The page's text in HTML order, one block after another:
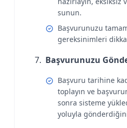
sunun.
Başvurunuzu
gereksinimleri
Başvurunuzu
Başvuru tarihine
toplayın ve
sonra sisteme
yoluyla